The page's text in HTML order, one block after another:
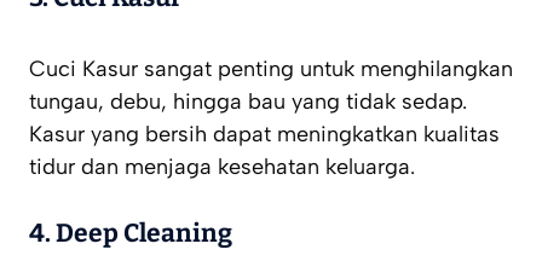
Cuci Kasur sangat penting untuk menghilangkan
tungau, debu, hingga bau yang tidak sedap.
Kasur yang bersih dapat meningkatkan kualitas
tidur dan menjaga kesehatan keluarga.
4. Deep Cleaning